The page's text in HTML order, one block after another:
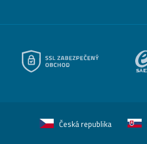
Česká republika